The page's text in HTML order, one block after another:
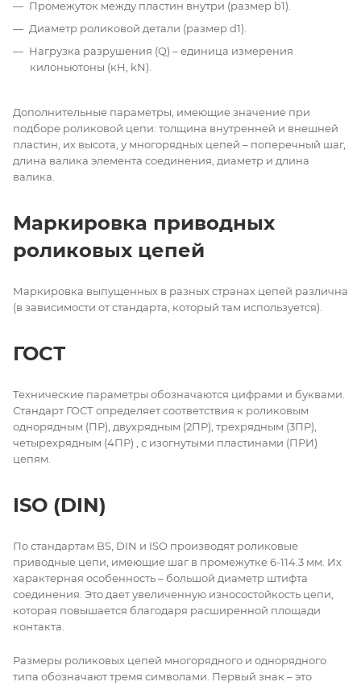
Промежуток между пластин внутри (размер b1).
Диаметр роликовой детали (размер d1).
Нагрузка разрушения (Q) – единица измерения
килоньютоны (кН, kN).
Дополнительные параметры, имеющие значение при
подборе роликовой цепи: толщина внутренней и внешней
пластин, их высота, у многорядных цепей – поперечный шаг,
длина валика элемента соединения, диаметр и длина
валика.
Маркировка приводных
роликовых цепей
Маркировка выпущенных в разных странах цепей различна
(в зависимости от стандарта, который там используется).
ГОСТ
Технические параметры обозначаются цифрами и буквами.
Стандарт ГОСТ определяет соответствия к роликовым
однорядным (ПР), двухрядным (2ПР), трехрядным (3ПР),
четырехрядным (4ПР) , с изогнутыми пластинами (ПРИ)
цепям.
ISO (DIN)
По стандартам BS, DIN и ISO производят роликовые
приводные цепи, имеющие шаг в промежутке 6-114.3 мм. Их
характерная особенность – большой диаметр штифта
соединения. Это дает увеличенную износостойкость цепи,
которая повышается благодаря расширенной площади
контакта.
Размеры роликовых цепей многорядного и однорядного
типа обозначают тремя символами. Первый знак – это